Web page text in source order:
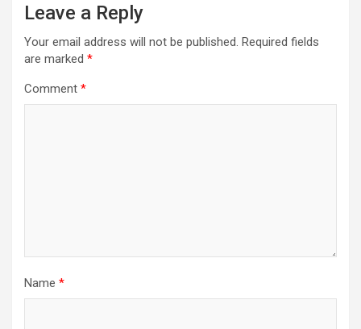
Leave a Reply
Your email address will not be published. Required fields
are marked *
Comment *
Name *